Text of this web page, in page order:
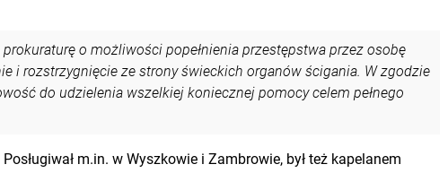
o możliwości popełnienia przestępstwa przez osobę
i rozstrzygnięcie ze strony świeckich organów ścigania. W zgodzie
do udzielenia wszelkiej koniecznej pomocy celem pełnego
m.in. w Wyszkowie i Zambrowie, był też kapelanem